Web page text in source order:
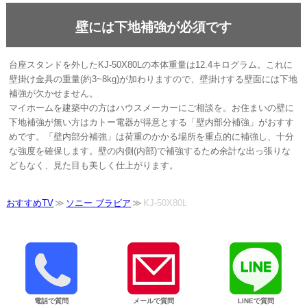
壁には下地補強が必須です
台座スタンドを外したKJ-50X80Lの本体重量は12.4キログラム。これに
壁掛け金具の重量(約3~8kg)が加わりますので、壁掛けする壁面には下地
補強が欠かせません。
マイホームを建築中の方はハウスメーカーにご相談を。お住まいの壁に
下地補強が無い方はカトー電器が得意とする「壁内部分補強」がおすす
めです。「壁内部分補強」は荷重のかかる場所を重点的に補強し、十分
な強度を確保します。壁の内側(内部)で補強するため余計な出っ張りな
どもなく、見た目も美しく仕上がります。
おすすめTV ソニー ブラビア KJ-50X80L
電話で質問
メールで質問
LINEで質問